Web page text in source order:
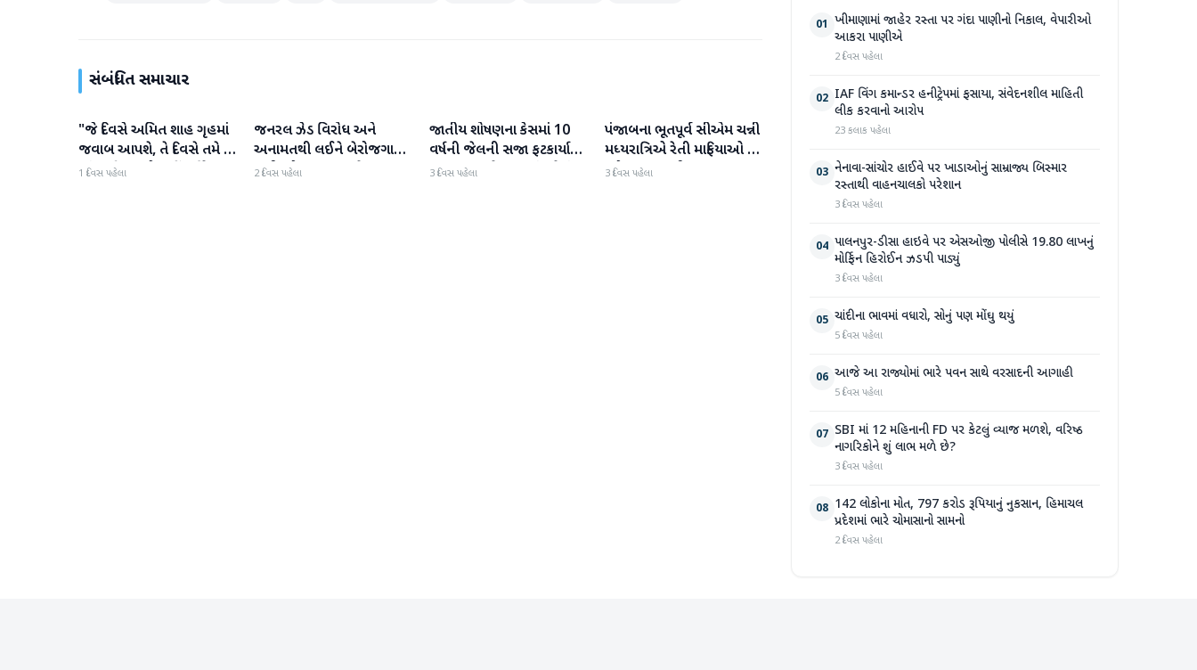
સંબંધિત સમાચાર
રાજકારણ
"જે દિવસે અમિત શાહ ગૃહમાં
જવાબ આપશે, તે દિવસે તમે તે
સાંભળી શકશો નહીં," કિરેન
1 દિવસ પહેલા
રાજકારણ
જનરલ ઝેડ વિરોધ અને
અનામતથી લઈને બેરોજગારી
સુધી, મોહન ભાગવતે બધા
2 દિવસ પહેલા
રાજકારણ
જાતીય શોષણના કેસમાં 10
વર્ષની જેલની સજા ફટકાર્યા
બાદ તરુણ તેજપાલનું પહેલું
3 દિવસ પહેલા
રાજકારણ
પંજાબના ભૂતપૂર્વ સીએમ ચન્ની
મધ્યરાત્રિએ રેતી માફિયાઓ પર
દરોડા પાડવા નીકળ્યા
3 દિવસ પહેલા
01 ખીમાણામાં જાહેર રસ્તા પર ગંદા પાણીનો નિકાલ, વેપારીઓ
આકરા પાણીએ
2 દિવસ પહેલા
02 IAF વિંગ કમાન્ડર હનીટ્રેપમાં ફસાયા, સંવેદનશીલ માહિતી
લીક કરવાનો આરોપ
23 કલાક પહેલા
03 નેનાવા-સાંચોર હાઈવે પર ખાડાઓનું સામ્રાજ્ય બિસ્માર
રસ્તાથી વાહનચાલકો પરેશાન
3 દિવસ પહેલા
04 પાલનપુર-ડીસા હાઇવે પર એસઓજી પોલીસે 19.80 લાખનું
મોર્ફિન હિરોઈન ઝડપી પાડ્યું
3 દિવસ પહેલા
05 ચાંદીના ભાવમાં વધારો, સોનું પણ મોંઘુ થયું
5 દિવસ પહેલા
06 આજે આ રાજ્યોમાં ભારે પવન સાથે વરસાદની આગાહી
5 દિવસ પહેલા
07 SBI માં 12 મહિનાની FD પર કેટલું વ્યાજ મળશે, વરિષ્ઠ
નાગરિકોને શું લાભ મળે છે?
3 દિવસ પહેલા
08 142 લોકોના મોત, 797 કરોડ રૂપિયાનું નુકસાન, હિમાચલ
પ્રદેશમાં ભારે ચોમાસાનો સામનો
2 દિવસ પહેલા